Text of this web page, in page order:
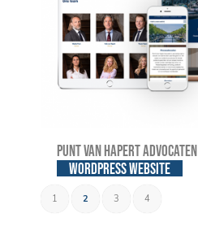
Punt van Hapert Advocaten
WordPress website
1 2 3 4